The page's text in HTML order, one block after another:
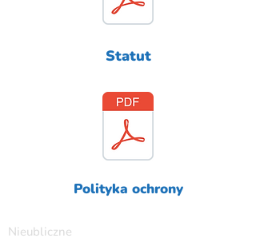
Statut
Polityka ochrony
Nieubliczne